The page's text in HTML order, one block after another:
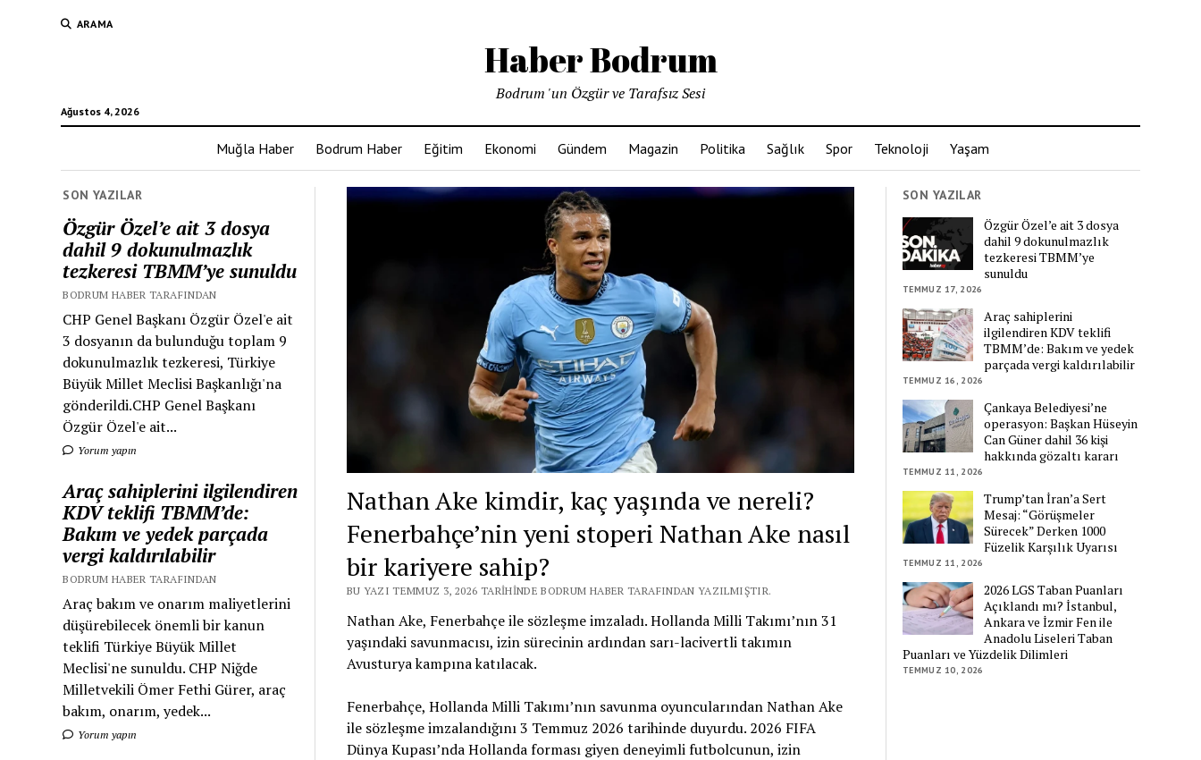
ARAMA
Haber Bodrum
Ağustos 4, 2026
Bodrum 'un Özgür ve Tarafsız Sesi
Muğla Haber Bodrum Haber Eğitim Ekonomi Gündem Magazin Politika Sağlık Spor Teknoloji Yaşam
SON YAZILAR
Özgür Özel’e ait 3 dosya
dahil 9 dokunulmazlık
tezkeresi TBMM’ye sunuldu
BODRUM HABER TARAFINDAN
CHP Genel Başkanı Özgür Özel'e ait
3 dosyanın da bulunduğu toplam 9
dokunulmazlık tezkeresi, Türkiye
Büyük Millet Meclisi Başkanlığı'na
gönderildi.CHP Genel Başkanı
Özgür Özel'e ait...
Yorum yapın
Araç sahiplerini ilgilendiren
KDV teklifi TBMM’de:
Bakım ve yedek parçada
vergi kaldırılabilir
BODRUM HABER TARAFINDAN
Araç bakım ve onarım maliyetlerini
düşürebilecek önemli bir kanun
teklifi Türkiye Büyük Millet
Meclisi'ne sunuldu. CHP Niğde
Milletvekili Ömer Fethi Gürer, araç
bakım, onarım, yedek...
Yorum yapın
Nathan Ake kimdir, kaç yaşında ve nereli?
Fenerbahçe’nin yeni stoperi Nathan Ake nasıl
bir kariyere sahip?
BU YAZI TEMMUZ 3, 2026 TARIHINDE BODRUM HABER TARAFINDAN YAZILMIŞTIR.
Nathan Ake, Fenerbahçe ile sözleşme imzaladı. Hollanda Milli Takımı’nın 31
yaşındaki savunmacısı, izin sürecinin ardından sarı-lacivertli takımın
Avusturya kampına katılacak.
Fenerbahçe, Hollanda Milli Takımı’nın savunma oyuncularından Nathan Ake
ile sözleşme imzalandığını 3 Temmuz 2026 tarihinde duyurdu. 2026 FIFA
Dünya Kupası’nda Hollanda forması giyen deneyimli futbolcunun, izin
SON YAZILAR
Özgür Özel’e ait 3 dosya
dahil 9 dokunulmazlık
tezkeresi TBMM’ye
sunuldu
TEMMUZ 17, 2026
Araç sahiplerini
ilgilendiren KDV teklifi
TBMM’de: Bakım ve yedek
parçada vergi kaldırılabilir
TEMMUZ 16, 2026
Çankaya Belediyesi’ne
operasyon: Başkan Hüseyin
Can Güner dahil 36 kişi
hakkında gözaltı kararı
TEMMUZ 11, 2026
Trump’tan İran’a Sert
Mesaj: “Görüşmeler
Sürecek” Derken 1000
Füzelik Karşılık Uyarısı
TEMMUZ 11, 2026
2026 LGS Taban Puanları
Açıklandı mı? İstanbul,
Ankara ve İzmir Fen ile
Anadolu Liseleri Taban
Puanları ve Yüzdelik Dilimleri
TEMMUZ 10, 2026